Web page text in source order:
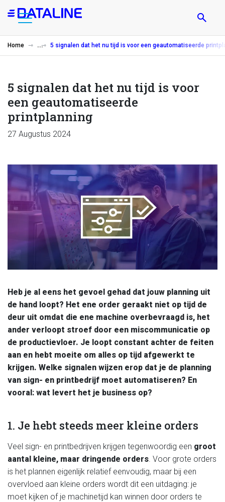
Overslaan
en
de
inhoud
Home 5 signalen dat het nu tijd is voor een geautomatiseerde
5 signalen dat het nu tijd is voor
een geautomatiseerde
printplanning
27 Augustus 2024
Heb je al eens het gevoel gehad dat jouw planning uit
de hand loopt? Het ene order geraakt niet op tijd de
deur uit omdat die ene machine overbevraagd is, het
ander verloopt stroef door een miscommunicatie op
de productievloer. Je loopt constant achter de feiten
aan en hebt moeite om alles op tijd afgewerkt te
krijgen. Welke signalen wijzen erop dat je de planning
van sign- en printbedrijf moet automatiseren? En
vooral: wat levert het je business op?
1. Je hebt steeds meer kleine orders
Veel sign- en printbedrijven krijgen tegenwoordig een groot
aantal kleine, maar dringende orders. Voor grote orders
is het plannen eigenlijk relatief eenvoudig, maar bij een
overvloed aan kleine orders wordt dit een uitdaging: je
moet kijken of je machinetijd kan winnen door orders te